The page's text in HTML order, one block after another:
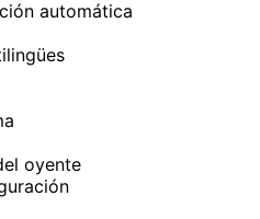
automática
oyente